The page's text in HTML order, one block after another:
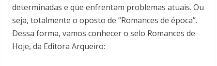
determinadas e que enfrentam problemas atuais. Ou
seja, totalmente o oposto de “Romances de época”.
Dessa forma, vamos conhecer o selo Romances de
Hoje, da Editora Arqueiro: